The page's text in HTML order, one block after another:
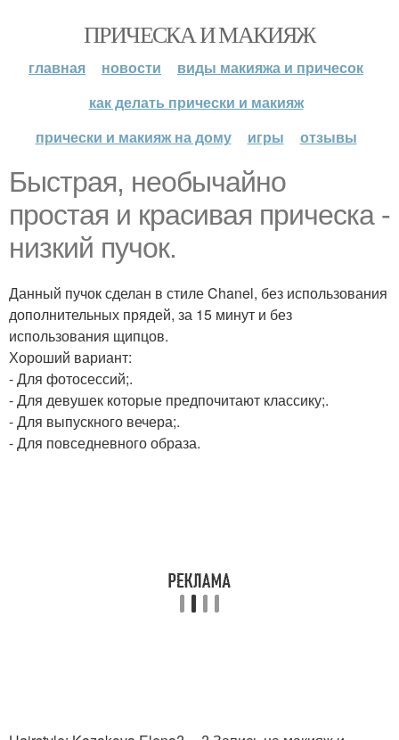
ПРИЧЕСКА И МАКИЯЖ
главная новости
виды макияжа и причесок
как делать прически и макияж
прически и макияж на дому
игры отзывы
Быстрая, необычайно
простая и красивая прическа -
низкий пучок.
Данный пучок сделан в стиле Chanel, без использования
дополнительных прядей, за 15 минут и без
использования щипцов.
Хороший вариант:
- Для фотосессий;.
- Для девушек которые предпочитают классику;.
- Для выпускного вечера;.
- Для повседневного образа.